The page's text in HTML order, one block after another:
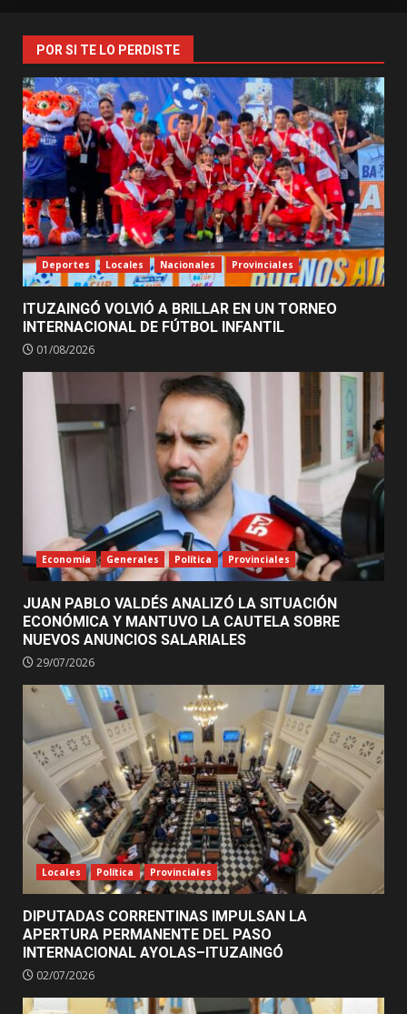
POR SI TE LO PERDISTE
Deportes Locales Nacionales Provinciales
ITUZAINGÓ VOLVIÓ A BRILLAR EN UN TORNEO
INTERNACIONAL DE FÚTBOL INFANTIL
01/08/2026
Economía Generales Política Provinciales
JUAN PABLO VALDÉS ANALIZÓ LA SITUACIÓN
ECONÓMICA Y MANTUVO LA CAUTELA SOBRE
NUEVOS ANUNCIOS SALARIALES
29/07/2026
Locales Política Provinciales
DIPUTADAS CORRENTINAS IMPULSAN LA
APERTURA PERMANENTE DEL PASO
INTERNACIONAL AYOLAS–ITUZAINGÓ
02/07/2026